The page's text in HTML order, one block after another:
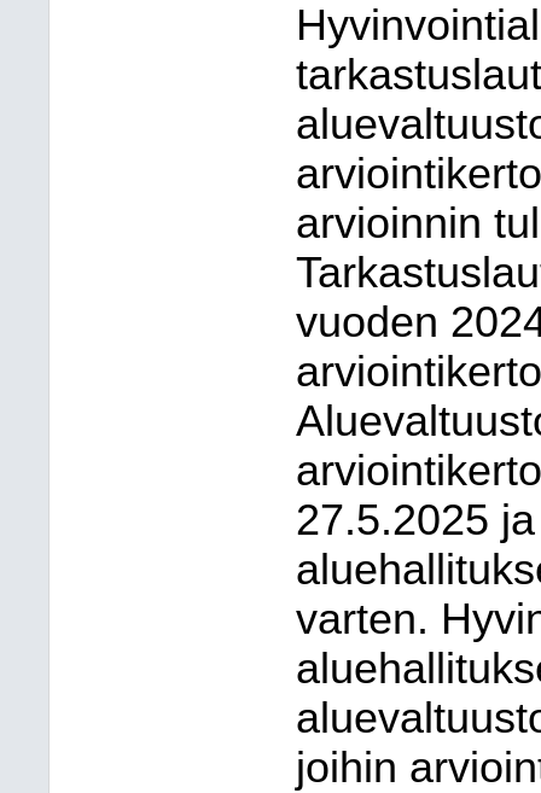
arvioinnin
vuoden
27.5.2025
varten.
joihin